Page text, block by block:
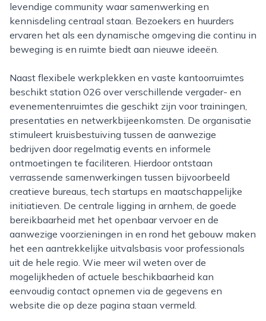
levendige community waar samenwerking en
kennisdeling centraal staan. Bezoekers en huurders
ervaren het als een dynamische omgeving die continu in
beweging is en ruimte biedt aan nieuwe ideeën.
Naast flexibele werkplekken en vaste kantoorruimtes
beschikt station 026 over verschillende vergader- en
evenementenruimtes die geschikt zijn voor trainingen,
presentaties en netwerkbijeenkomsten. De organisatie
stimuleert kruisbestuiving tussen de aanwezige
bedrijven door regelmatig events en informele
ontmoetingen te faciliteren. Hierdoor ontstaan
verrassende samenwerkingen tussen bijvoorbeeld
creatieve bureaus, tech startups en maatschappelijke
initiatieven. De centrale ligging in arnhem, de goede
bereikbaarheid met het openbaar vervoer en de
aanwezige voorzieningen in en rond het gebouw maken
het een aantrekkelijke uitvalsbasis voor professionals
uit de hele regio. Wie meer wil weten over de
mogelijkheden of actuele beschikbaarheid kan
eenvoudig contact opnemen via de gegevens en
website die op deze pagina staan vermeld.